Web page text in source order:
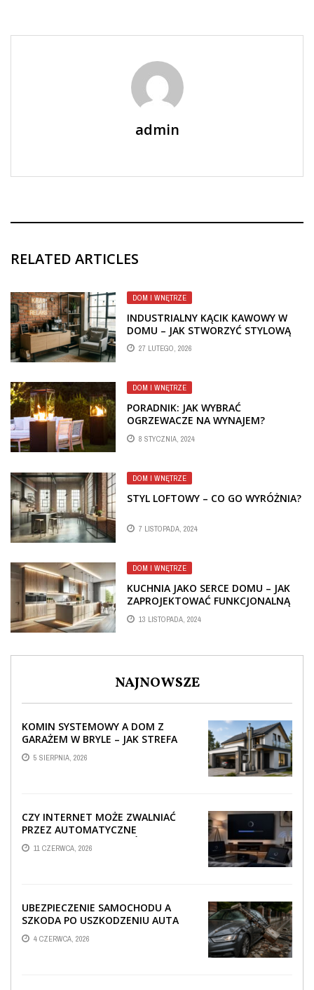
admin
RELATED ARTICLES
DOM I WNĘTRZE
INDUSTRIALNY KĄCIK KAWOWY W
DOMU – JAK STWORZYĆ STYLOWĄ
STREFĘ RELAKSU?
27 LUTEGO, 2026
DOM I WNĘTRZE
PORADNIK: JAK WYBRAĆ
OGRZEWACZE NA WYNAJEM?
8 STYCZNIA, 2024
DOM I WNĘTRZE
STYL LOFTOWY – CO GO WYRÓŻNIA?
7 LISTOPADA, 2024
DOM I WNĘTRZE
KUCHNIA JAKO SERCE DOMU – JAK
ZAPROJEKTOWAĆ FUNKCJONALNĄ
PRZESTRZEŃ NA MIARĘ TWOICH
POTRZEB?
13 LISTOPADA, 2024
NAJNOWSZE
KOMIN SYSTEMOWY A DOM Z
GARAŻEM W BRYLE – JAK STREFA
TECHNICZNA WPŁYWA NA
PROWADZENIE ...
5 SIERPNIA, 2026
CZY INTERNET MOŻE ZWALNIAĆ
PRZEZ AUTOMATYCZNE
AKTUALIZACJE SYSTEMÓW SMART
TV?
11 CZERWCA, 2026
UBEZPIECZENIE SAMOCHODU A
SZKODA PO USZKODZENIU AUTA
PRZEZ SPADAJĄCY FRAGMENT
OGRODZENIA
4 CZERWCA, 2026